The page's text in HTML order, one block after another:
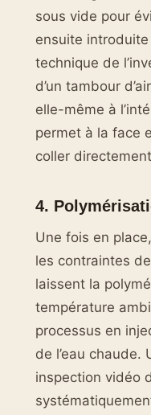
sous vide pour
ensuite
technique de
d’un tambour
elle-même à
permet à la face
coller
4.
Une fois en
les contraintes
laissent la
température
processus en
de l’eau chaude.
inspection vidéo